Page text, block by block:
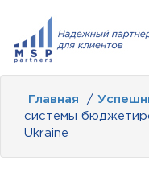
Главная /
системы
Ukraine